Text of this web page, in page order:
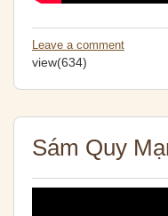
Leave a comment
view(634)
Sám Quy